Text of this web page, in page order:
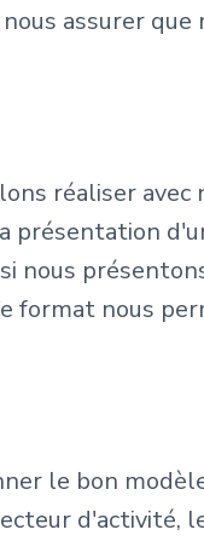
assurer
réaliser
présentation
nous
format nous
le bon
d'activité,